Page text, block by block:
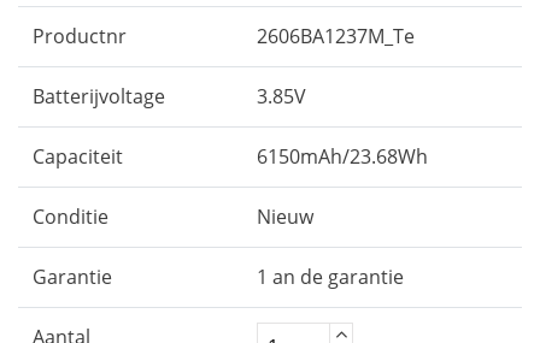
Productnr 2606BA1237M_Te
Batterijvoltage 3.85V
Capaciteit 6150mAh/23.68Wh
Conditie Nieuw
Garantie 1 an de garantie
Aantal